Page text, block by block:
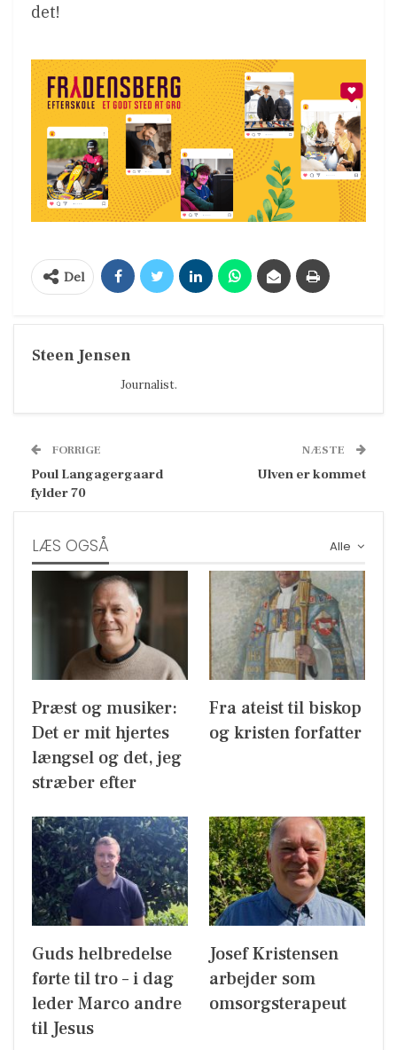
det!
Del
Steen Jensen
Journalist.
FORRIGE
Poul Langagergaard
fylder 70
NÆSTE
Ulven er kommet
Alle
LÆS OGSÅ
Præst og musiker:
Det er mit hjertes
længsel og det, jeg
stræber efter
Fra ateist til biskop
og kristen forfatter
Guds helbredelse
førte til tro – i dag
leder Marco andre
til Jesus
Josef Kristensen
arbejder som
omsorgsterapeut